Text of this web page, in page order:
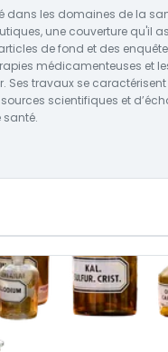
dans les domaines de la
une couverture qu'il
de fond et des
médicamenteuses et
Ses travaux se
scientifiques et
santé.